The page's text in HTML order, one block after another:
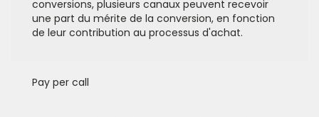
conversions, plusieurs canaux peuvent recevoir
une part du mérite de la conversion, en fonction
de leur contribution au processus d'achat.
Pay per call